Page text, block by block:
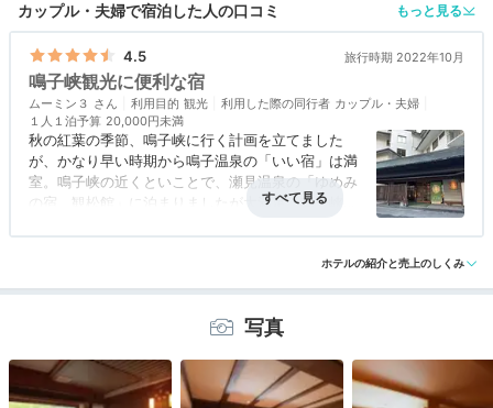
カップル・夫婦で宿泊した人の口コミ もっと見る
4.5 旅行時期 2022年10月
鳴子峡観光に便利な宿
ムーミン３ 利用目的 観光 利用した際の同行者 カップル・夫婦
１人１泊予算 20,000円未満
秋の紅葉の季節、鳴子峡に行く計画を立てました
が、かなり早い時期から鳴子温泉の「いい宿」は満
室。鳴子峡の近くといことで、瀬見温泉の「ゆめみ
の宿 観松館」に泊まりましたが大満足。鳴子峡観
分、瀬見温泉駅からは歩いても１０分弱。瀬見温泉
街の一角、渓流美が美しい最上小国川沿いというロ
アクセス 4.5 コスパ 4.5 客室 5.0 接客対応 4.5 風呂 5.0
ホテルの紹介と売上のしくみ
写真